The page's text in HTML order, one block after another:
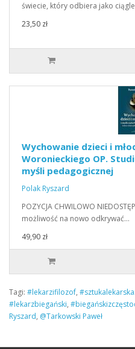
świecie, który odbiera jako
23,50 zł
Wychowanie dzieci i
Woronieckiego OP.
myśli pedagogicznej
Polak Ryszard
POZYCJA CHWILOWO
możliwość na nowo odkrywać…
49,90 zł
Tagi: #lekarzifilozof,
#lekarzbiegański,
Ryszard, @Tarkowski Paweł